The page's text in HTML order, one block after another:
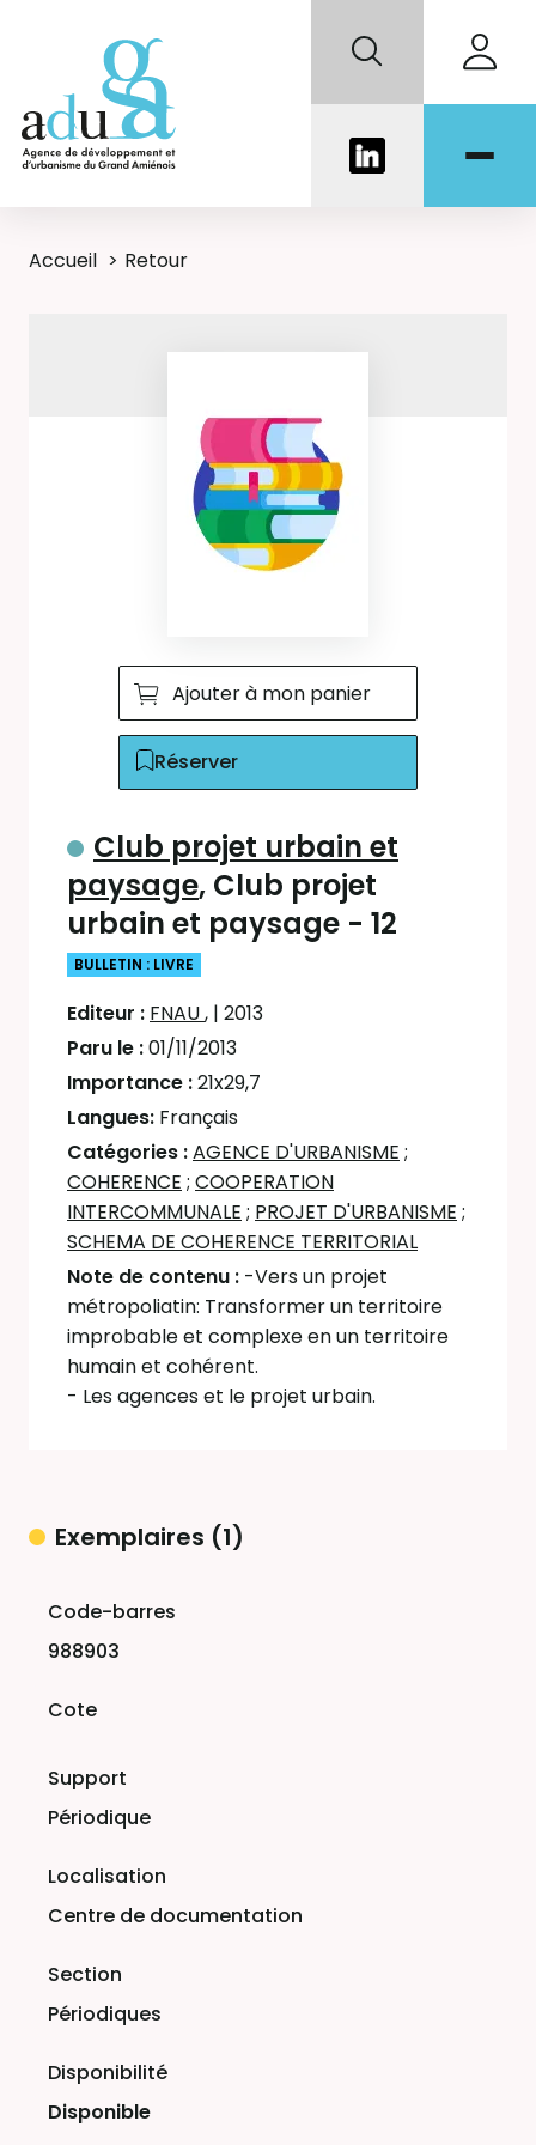
Accueil Retour
Ajouter à mon panier
Réserver
Club projet urbain et
paysage, Club projet
urbain et paysage - 12
BULLETIN : LIVRE
Editeur : FNAU, | 2013
Paru le :01/11/2013
Importance :21x29,7
Langues: Français
Catégories :AGENCE D'URBANISME ;
COHERENCE ; COOPERATION
INTERCOMMUNALE ; PROJET D'URBANISME ;
SCHEMA DE COHERENCE TERRITORIAL
Note de contenu : -Vers un projet
métropoliatin: Transformer un territoire
improbable et complexe en un territoire
humain et cohérent.
- Les agences et le projet urbain.
Exemplaires (1)
988903
Périodique
Centre de documentation
Périodiques
Disponible